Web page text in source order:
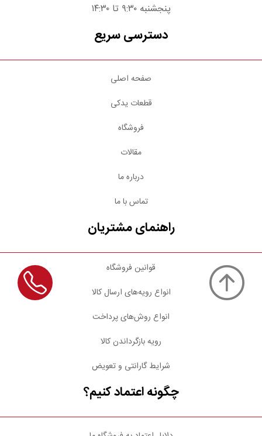
پنجشنبه ۹:۳۰ تا ۱۴:۳۰
دسترسی سریع
صفحه اصلی
قطعات یدکی
فروشگاه
مقالات
درباره ما
تماس با ما
راهنمای مشتریان
قوانین فروشگاه
انواع رویه‌های ارسال کالا
انواع روش‌های پرداخت
رویه بازگرداندن کالا
شرایط گارانتی و تعویض
چگونه اعتماد کنیم؟